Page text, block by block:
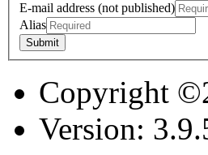
E-mail address (not published)
Alias
Copyright
Version: